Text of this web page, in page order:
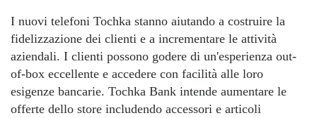
I nuovi telefoni Tochka stanno aiutando a costruire la
fidelizzazione dei clienti e a incrementare le attività
aziendali. I clienti possono godere di un'esperienza out-
of-box eccellente e accedere con facilità alle loro
esigenze bancarie. Tochka Bank intende aumentare le
offerte dello store includendo accessori e articoli